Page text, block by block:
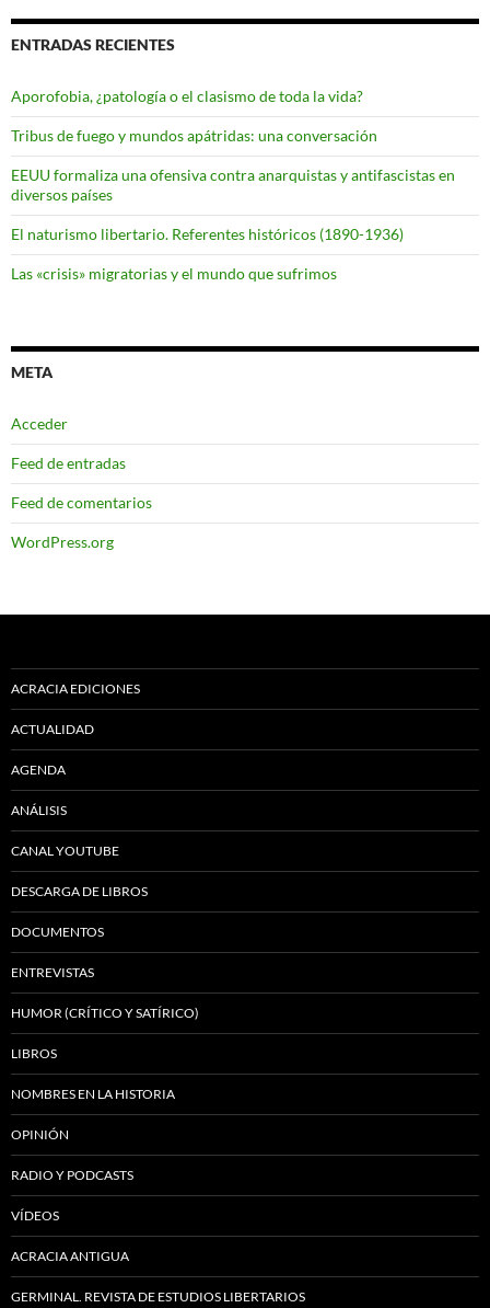
ENTRADAS RECIENTES
Aporofobia, ¿patología o el clasismo de toda la vida?
Tribus de fuego y mundos apátridas: una conversación
EEUU formaliza una ofensiva contra anarquistas y antifascistas en
diversos países
El naturismo libertario. Referentes históricos (1890-1936)
Las «crisis» migratorias y el mundo que sufrimos
META
Acceder
Feed de entradas
Feed de comentarios
WordPress.org
ACRACIA EDICIONES
ACTUALIDAD
AGENDA
ANÁLISIS
CANAL YOUTUBE
DESCARGA DE LIBROS
DOCUMENTOS
ENTREVISTAS
HUMOR (CRÍTICO Y SATÍRICO)
LIBROS
NOMBRES EN LA HISTORIA
OPINIÓN
RADIO Y PODCASTS
VÍDEOS
ACRACIA ANTIGUA
GERMINAL. REVISTA DE ESTUDIOS LIBERTARIOS